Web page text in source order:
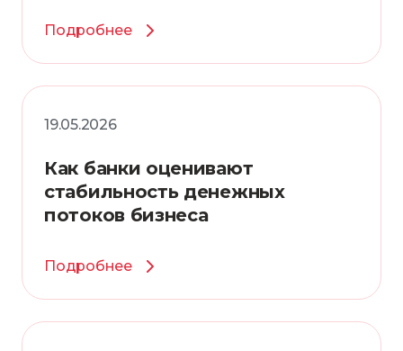
Подробнее
19.05.2026
Как банки оценивают
стабильность денежных
потоков бизнеса
Подробнее